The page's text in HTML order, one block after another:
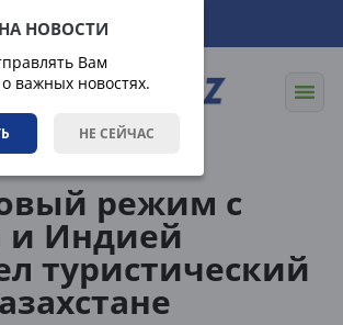
НОВОСТИ
Вам
важных новостях.
НЕ СЕЙЧАС
режим с
и Индией
туристический